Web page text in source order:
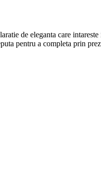
de eleganta care
pentru a completa prin